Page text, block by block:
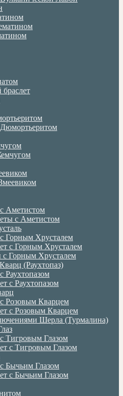
браслет
Аметистом
с Аметистом
Горным Хрусталем
с Горным Хрусталем
с Горным Хрусталем
(Раухтопаз)
Раухтопазом
с Раухтопазом
Розовым Кварцем
с Розовым Кварцем
Шерла (Турмалина)
Тигровым Глазом
с Тигровым Глазом
Бычьим Глазом
с Бычьим Глазом